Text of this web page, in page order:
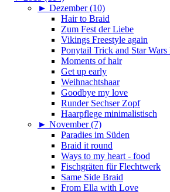
► Dezember (10)
Hair to Braid
Zum Fest der Liebe
Vikings Freestyle again
Ponytail Trick and Star Wars
Moments of hair
Get up early
Weihnachtshaar
Goodbye my love
Runder Sechser Zopf
Haarpflege minimalistisch
► November (7)
Paradies im Süden
Braid it round
Ways to my heart - food
Fischgräten für Flechtwerk
Same Side Braid
From Ella with Love